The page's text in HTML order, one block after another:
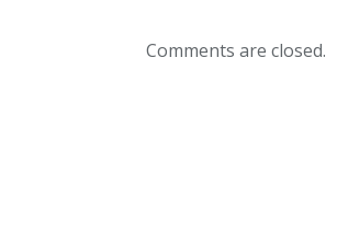
Comments are closed.